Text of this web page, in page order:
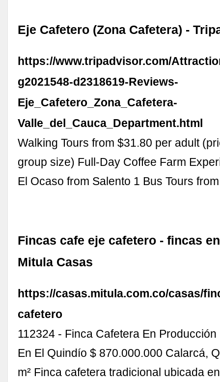
Eje Cafetero (Zona Cafetera) -
https://www.tripadvisor.com/
g2021548-d2318619-Reviews-
Eje_Cafetero_Zona_Cafetera-
Valle_del_Cauca_Department.html
Walking Tours from $31.80 per adult
group size) Full-Day Coffee Farm
El Ocaso from Salento 1 Bus Tours
Fincas cafe eje cafetero - fincas
Mitula Casas
https://casas.mitula.com.co/casas/
cafetero
112324 - Finca Cafetera En
En El Quindío $ 870.000.000 Calarcá,
m² Finca cafetera tradicional ubicada